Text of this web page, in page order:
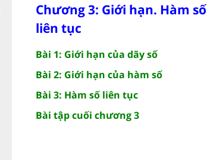
Chương 3: Giới hạn. Hàm số
liên tục
Bài 1: Giới hạn của dãy số
Bài 2: Giới hạn của hàm số
Bài 3: Hàm số liên tục
Bài tập cuối chương 3